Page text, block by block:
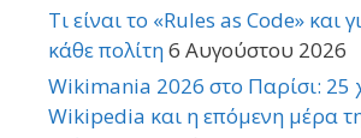
Τι είναι το «Rules as Code» και
κάθε πολίτη6 Αυγούστου 2026
Wikimania 2026 στο Παρίσι: 25
Wikipedia και η επόμενη μέρα